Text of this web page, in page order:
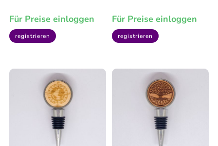
Für Preise einloggen
registrieren
Für Preise einloggen
registrieren